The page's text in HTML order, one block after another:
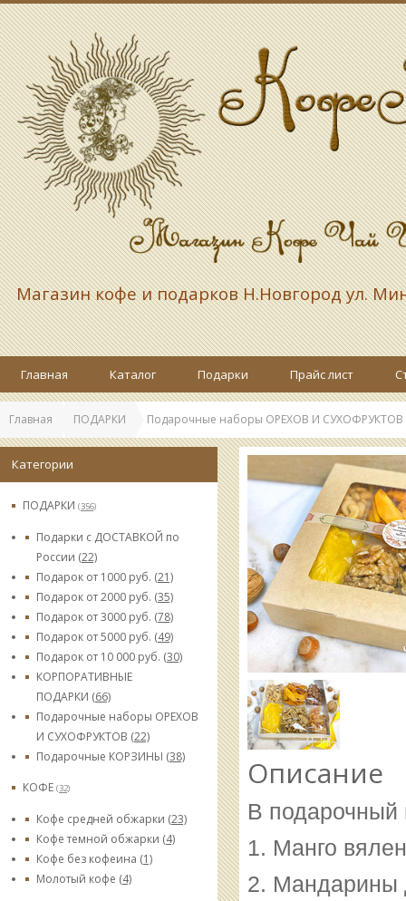
Магазин кофе и подарковН.Новгород ул.
Главная Каталог Подарки Прайс лист
Главная ПОДАРКИ Подарочные наборы ОРЕХОВ И СУХОФРУКТОВ
Категории
ПОДАРКИ (356)
Подарки с ДОСТАВКОЙ по
России (22)
Подарок от 1000 руб. (21)
Подарок от 2000 руб. (35)
Подарок от 3000 руб. (78)
Подарок от 5000 руб. (49)
Подарок от 10 000 руб. (30)
КОРПОРАТИВНЫЕ
ПОДАРКИ (66)
Подарочные наборы ОРЕХОВ
И СУХОФРУКТОВ (22)
Подарочные КОРЗИНЫ (38)
КОФЕ (32)
Кофе средней обжарки (23)
Кофе темной обжарки (4)
Кофе без кофеина (1)
Молотый кофе (4)
Описание
В подарочный
1. Манго
2. Мандарины